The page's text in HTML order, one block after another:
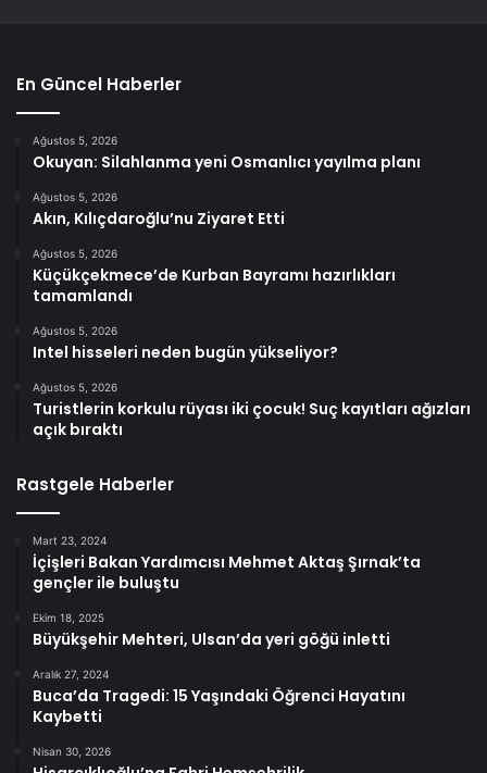
En Güncel Haberler
Ağustos 5, 2026
Okuyan: Silahlanma yeni Osmanlıcı yayılma planı
Ağustos 5, 2026
Akın, Kılıçdaroğlu’nu Ziyaret Etti
Ağustos 5, 2026
Küçükçekmece’de Kurban Bayramı hazırlıkları
tamamlandı
Ağustos 5, 2026
Intel hisseleri neden bugün yükseliyor?
Ağustos 5, 2026
Turistlerin korkulu rüyası iki çocuk! Suç kayıtları ağızları
açık bıraktı
Rastgele Haberler
Mart 23, 2024
İçişleri Bakan Yardımcısı Mehmet Aktaş Şırnak’ta
gençler ile buluştu
Ekim 18, 2025
Büyükşehir Mehteri, Ulsan’da yeri göğü inletti
Aralık 27, 2024
Buca’da Tragedi: 15 Yaşındaki Öğrenci Hayatını
Kaybetti
Nisan 30, 2026